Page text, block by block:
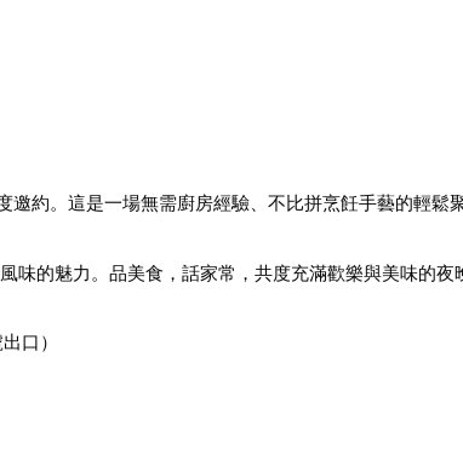
邀約。這是一場無需廚房經驗、不比拼烹飪手藝的輕鬆
味的魅力。品美食，話家常，共度充滿歡樂與美味的夜
口）